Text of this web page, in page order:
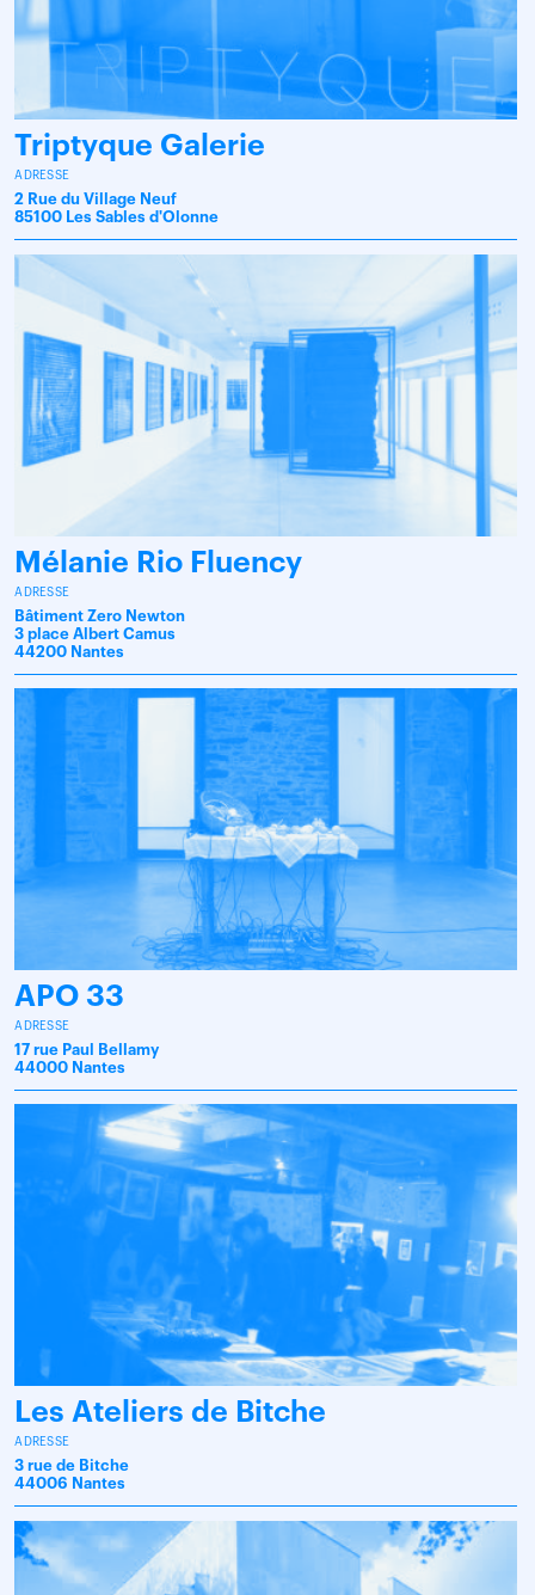
Triptyque Galerie
ADRESSE
2 Rue du Village Neuf
85100 Les Sables d'Olonne
Mélanie Rio Fluency
ADRESSE
Bâtiment Zero Newton
3 place Albert Camus
44200 Nantes
APO 33
ADRESSE
17 rue Paul Bellamy
44000 Nantes
Les Ateliers de Bitche
ADRESSE
3 rue de Bitche
44006 Nantes